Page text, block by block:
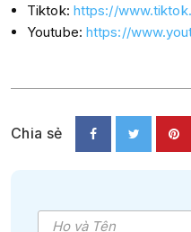
Tiktok: https://
Youtube: https://
Chia sẻ